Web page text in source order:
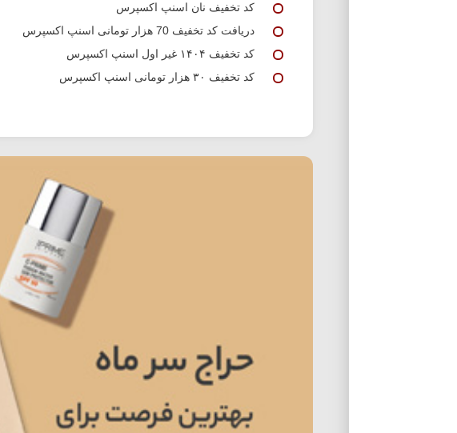
کد تخفیف نان اسنپ اکسپرس
دریافت کد تخفیف 70 هزار تومانی اسنپ اکسپرس
کد تخفیف ۱۴۰۴ غیر اول اسنپ اکسپرس
کد تخفیف ۳۰ هزار تومانی اسنپ اکسپرس